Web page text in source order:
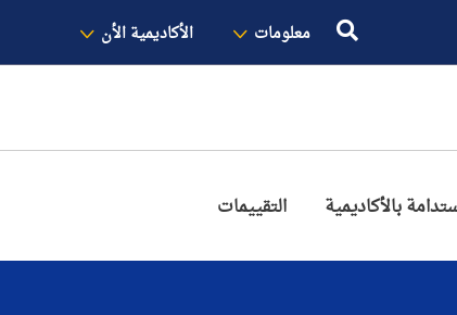
معلومات الأكاديمية الأنالأخبار معنا
بالأكاديمية التقييمات